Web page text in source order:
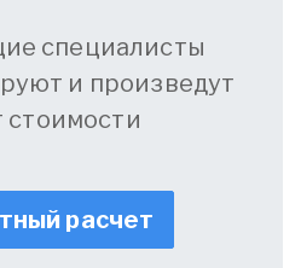
специалисты
и произведут
стоимости
расчет